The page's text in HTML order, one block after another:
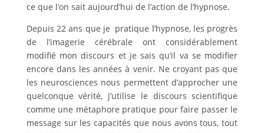
ce que l’on sait aujourd’hui de l’action de l’hypnose.
Depuis 22 ans que je pratique l’hypnose, les progrès
de l’imagerie cérébrale ont considérablement
modifié mon discours et je sais qu’il va se modifier
encore dans les années à venir. Ne croyant pas que
les neurosciences nous permettent d’approcher une
quelconque vérité, j’utilise le discours scientifique
comme une métaphore pratique pour faire passer le
message sur les capacités que nous avons tous, tout